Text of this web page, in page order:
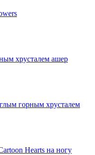
хрусталем ашер
горным хрусталем
Hearts на ногу